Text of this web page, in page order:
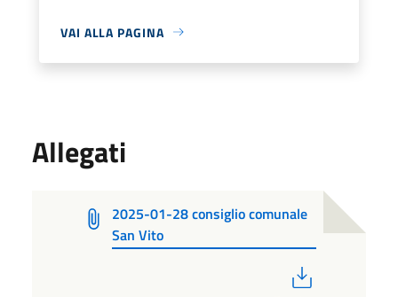
VAI ALLA PAGINA
Allegati
2025-01-28 consiglio comunale
San Vito